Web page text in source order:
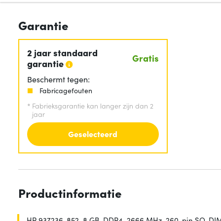
Garantie
2 jaar standaard
garantie
Gratis
Beschermt tegen:
Fabricagefouten
* Fabrieksgarantie kan langer zijn dan 2
jaar
Geselecteerd
Productinformatie